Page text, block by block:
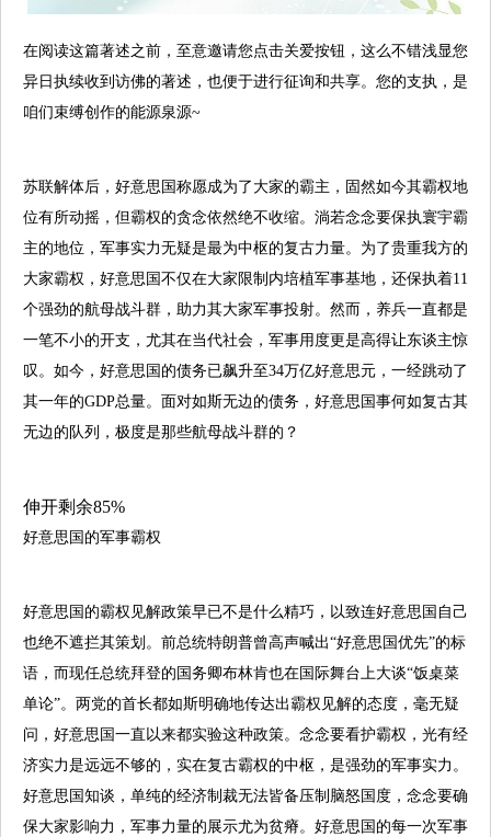
在阅读这篇著述之前，至意邀请您点击关爱按钮，这么不错浅显您
异日执续收到访佛的著述，也便于进行征询和共享。您的支执，是
咱们束缚创作的能源泉源~
苏联解体后，好意思国称愿成为了大家的霸主，固然如今其霸权地
位有所动摇，但霸权的贪念依然绝不收缩。淌若念念要保执寰宇霸
主的地位，军事实力无疑是最为中枢的复古力量。为了贵重我方的
大家霸权，好意思国不仅在大家限制内培植军事基地，还保执着11
个强劲的航母战斗群，助力其大家军事投射。然而，养兵一直都是
一笔不小的开支，尤其在当代社会，军事用度更是高得让东谈主惊
叹。如今，好意思国的债务已飙升至34万亿好意思元，一经跳动了
其一年的GDP总量。面对如斯无边的债务，好意思国事何如复古其
无边的队列，极度是那些航母战斗群的？
伸开剩余85%
好意思国的军事霸权
好意思国的霸权见解政策早已不是什么精巧，以致连好意思国自己
也绝不遮拦其策划。前总统特朗普曾高声喊出“好意思国优先”的标
语，而现任总统拜登的国务卿布林肯也在国际舞台上大谈“饭桌菜
单论”。两党的首长都如斯明确地传达出霸权见解的态度，毫无疑
问，好意思国一直以来都实验这种政策。念念要看护霸权，光有经
济实力是远远不够的，实在复古霸权的中枢，是强劲的军事实力。
好意思国知谈，单纯的经济制裁无法皆备压制脑怒国度，念念要确
保大家影响力，军事力量的展示尤为贫瘠。好意思国的每一次军事